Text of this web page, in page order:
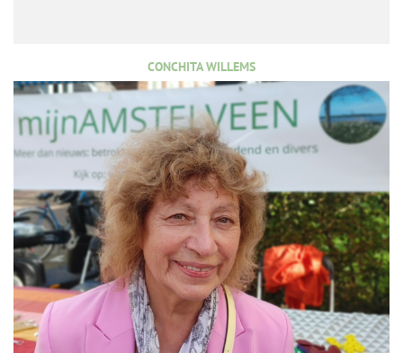
CONCHITA WILLEMS